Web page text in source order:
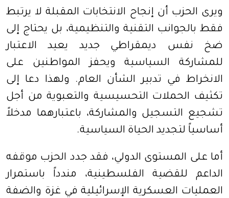
ويرى الحزب أن إنجاح الانتخابات المقبلة لا يرتبط
فقط بالجوانب التقنية والتنظيمية، بل يحتاج إلى
ضخ نفس ديمقراطي جديد يعيد الاعتبار
للمشاركة السياسية ويحفز المواطنين على
الانخراط في تدبير الشأن العام. ولهذا دعا إلى
تكثيف الحملات التحسيسية والتعبوية من أجل
تشجيع التسجيل والمشاركة، باعتبارهما مدخلاً
أساسياً لتجديد الحياة السياسية.
أما على المستوى الدولي، فقد جدد الحزب موقفه
الداعم للقضية الفلسطينية، مندداً باستمرار
العمليات العسكرية الإسرائيلية في غزة والضفة